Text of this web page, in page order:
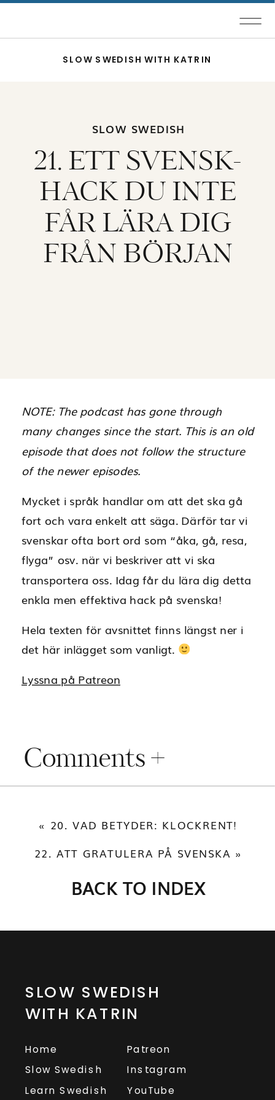
SLOW SWEDISH WITH KATRIN
21. ETT SVENSK-
HACK DU INTE
FÅR LÄRA DIG
FRÅN BÖRJAN
SLOW SWEDISH
NOTE: The podcast has gone through
many changes since the start. This is an old
episode that does not follow the structure
of the newer episodes.
Mycket i språk handlar om att det ska gå
fort och vara enkelt att säga. Därför tar vi
svenskar ofta bort ord som “åka, gå, resa,
flyga” osv. när vi beskriver att vi ska
transportera oss. Idag får du lära dig detta
enkla men effektiva hack på svenska!
Hela texten för avsnittet finns längst ner i
det här inlägget som vanligt.
Lyssna på Patreon
Comments +
BACK TO INDEX
22. ATT GRATULERA PÅ SVENSKA »
« 20. VAD BETYDER: KLOCKRENT!
SLOW SWEDISH
WITH KATRIN
Home
Slow Swedish
Patreon
Instagram
YouTube
Learn Swedish